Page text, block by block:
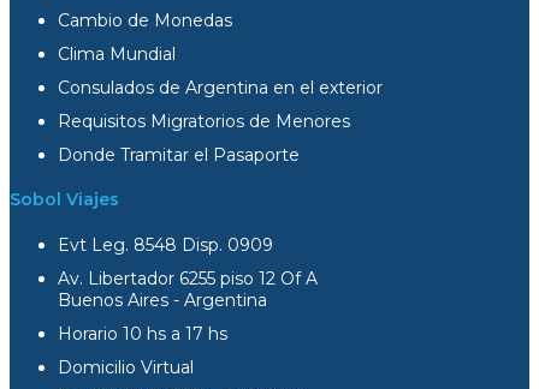
Cambio de Monedas
Clima Mundial
Consulados de Argentina en el exterior
Requisitos Migratorios de Menores
Donde Tramitar el Pasaporte
Sobol Viajes
Evt Leg. 8548 Disp. 0909
Av. Libertador 6255 piso 12 Of A
Buenos Aires - Argentina
Horario 10 hs a 17 hs
Domicilio Virtual